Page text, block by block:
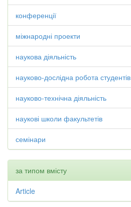
конференції
міжнародні проекти
наукова діяльність
науково-дослідна робота студентів
науково-технічна діяльність
наукові школи факультетів
семінари
за типом вмісту
Article